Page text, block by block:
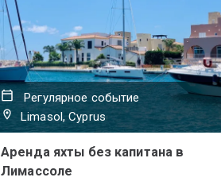
Регулярное событие
Limasol, Cyprus
Аренда яхты без капитана в
Лимассоле